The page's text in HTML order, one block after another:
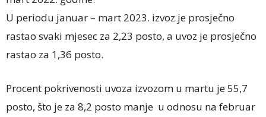
U periodu januar – mart 2023. izvoz je prosječno
rastao svaki mjesec za 2,23 posto, a uvoz je prosječno
rastao za 1,36 posto.
Procent pokrivenosti uvoza izvozom u martu je 55,7
posto, što je za 8,2 posto manje u odnosu na februar